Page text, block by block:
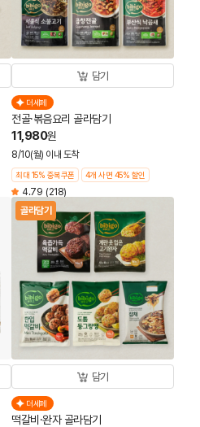
담기
더세페
전골·볶음요리 골라담기
11,980원
8/10(월) 이내 도착
최대 15% 중복쿠폰 4개 사면 45% 할인
4.79 (218)
골라담기
담기
더세페
떡갈비·완자 골라담기